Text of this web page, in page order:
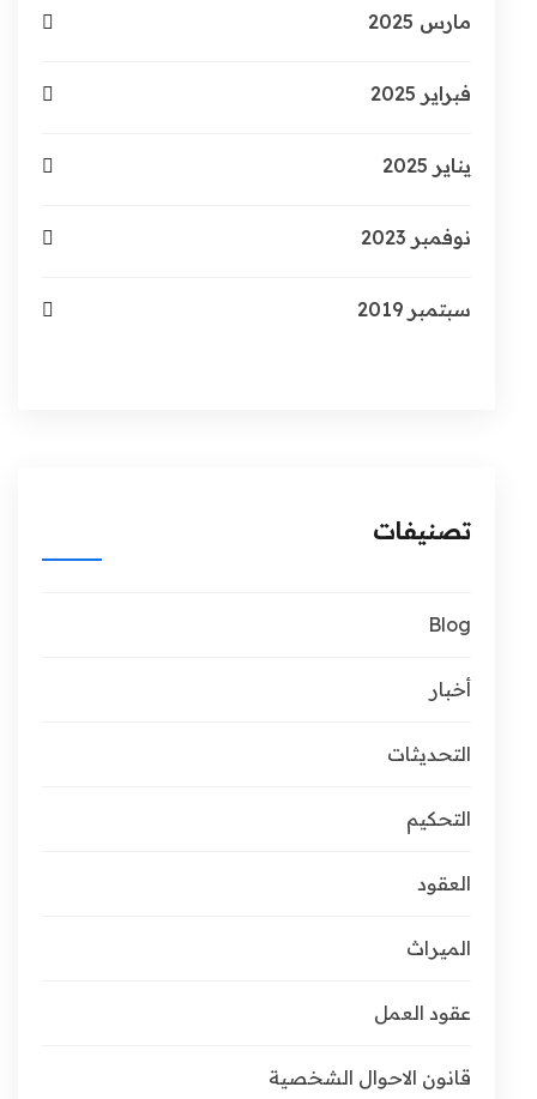
مارس 2025
فبراير 2025
يناير 2025
نوفمبر 2023
سبتمبر 2019
تصنيفات
Blog
أخبار
التحديثات
التحكيم
العقود
الميراث
عقود العمل
قانون الاحوال الشخصية